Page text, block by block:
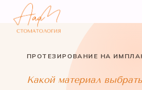
ПРОТЕЗИРОВАНИЕ НА
Какой материал